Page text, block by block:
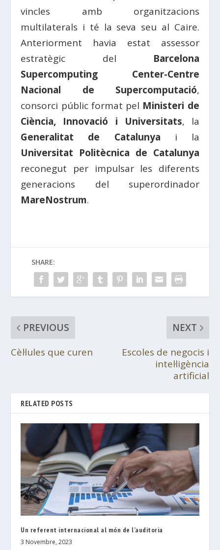
vincles amb organitzacions
multilaterals i té la seva seu al Caire.
Anteriorment havia estat assessor
estratègic del Barcelona
Supercomputing Center-Centre
Nacional de Supercomputació,
consorci públic format pel Ministeri de
Ciència, Innovació i Universitats, la
Generalitat de Catalunya i la
Universitat Politècnica de Catalunya
reconegut per impulsar les diferents
generacions del superordinador
MareNostrum.
SHARE:
PREVIOUS
Cèl·lules que curen
NEXT
Escoles de negocis i
intel·ligència
artificial
RELATED POSTS
Un referent internacional al món de l’auditoria
3 Novembre, 2023